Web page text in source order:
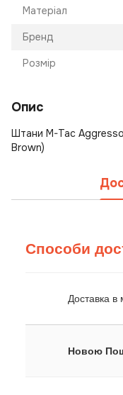
Матеріал
Бренд
Розмір
Опис
Штани M-Tac
Brown)
Способи
Доставка
Новою